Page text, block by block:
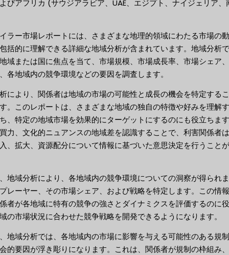
びアフリカ (サウジアラビア、UAE、エジプト、ナイジェリア、
ラー市場レポートには、さまざまな地理的領域にわたる市場の
括的に理解できる詳細な地域分析が含まれています。地域分析
域または国に焦点を当て、市場規模、市場成長率、市場シェア
各地域内の競争環境などの要因を調査します。
により、関係者は地域の市場の可能性と成長の機会を特定する
。このレポートは、さまざまな地域の独自の特徴や好みを理解
、特定の地域市場を効果的にターゲットにするのにも役立ちま
力、文化的ニュアンスの地域差を認識することで、利害関係者
、拡大、資源配分について情報に基づいた意思決定を行うこと
地域分析により、各地域内の競争環境についての洞察が得られ
レーヤー、その市場シェア、および戦略を特定します。この情
者が各地域に特有の競争の強さとダイナミクスを評価するのに
の市場状況に合わせた競争戦略を開発できるようになります。
地域分析では、各地域内の市場に影響を与える可能性のある規
的要因が浮き彫りになります。これは、関係者が規制の枠組み